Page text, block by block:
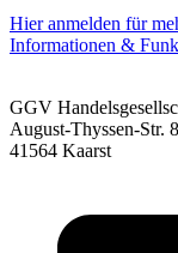
Hier anmelden für
Informationen &
GGV
August-Thyssen-Str. 8
41564 Kaarst